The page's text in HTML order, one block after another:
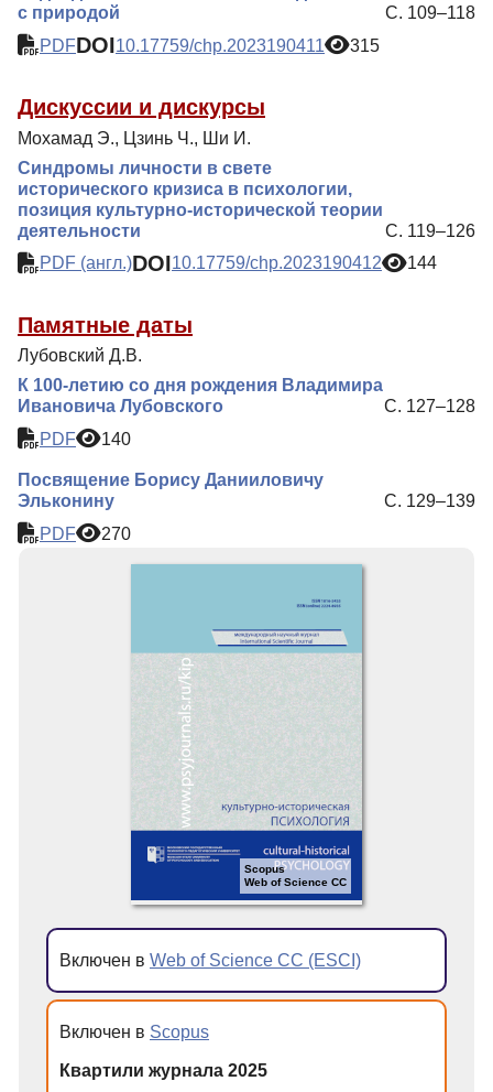
с природой
С. 109–118
PDFDOI10.17759/chp.2023190411 315
Дискуссии и дискурсы
Мохамад Э., Цзинь Ч., Ши И.
Синдромы личности в свете
исторического кризиса в психологии,
позиция культурно-исторической теории
деятельности
С. 119–126
PDF (англ.)DOI10.17759/chp.2023190412 144
Памятные даты
Лубовский Д.В.
К 100-летию со дня рождения Владимира
Ивановича Лубовского
С. 127–128
PDF
140
Посвящение Борису Данииловичу
Эльконину
С. 129–139
PDF
270
Scopus
Web of Science CC
Включен в Web of Science CC (ESCI)
Включен в Scopus
Квартили журнала 2025